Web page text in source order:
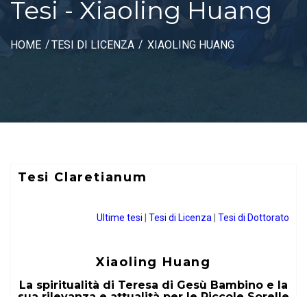
Tesi - Xiaoling Huang
HOME TESI DI LICENZA XIAOLING HUANG
Tesi Claretianum
Ultime tesi Tesi di Licenza Tesi di Dottorato
Xiaoling Huang
La spiritualità di Teresa di Gesù Bambino e la